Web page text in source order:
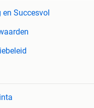
en Succesvol